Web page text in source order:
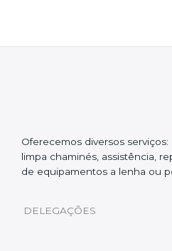
Oferecemos diversos
limpa chaminés, assistência,
de equipamentos a lenha ou
DELEGAÇÕES